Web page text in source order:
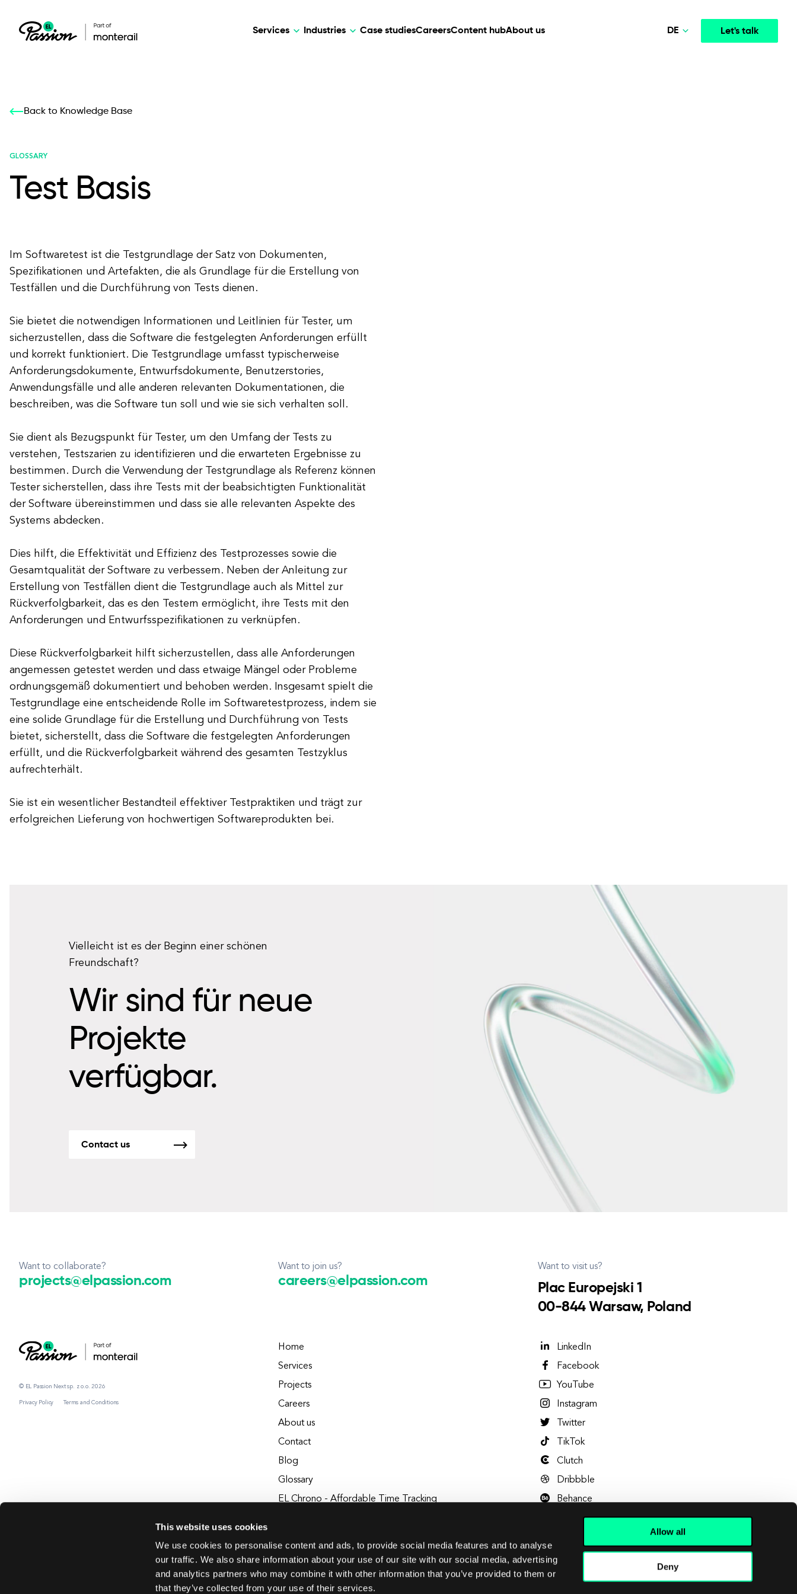
This website uses cookies
We use cookies to personalise content and ads, to provide social media features and to analyse
our traffic. We also share information about your use of our site with our social media, advertising
and analytics partners who may combine it with other information that you’ve provided to them or
that they’ve collected from your use of their services.
Allow all
Deny
Services
Our services: build,
All services
Industries
Our services: build,
Case studiesCareersContent hubAbout us Let's talk
DE
Back to Knowledge Base
GLOSSARY
Test Basis
Im Softwaretest ist die Testgrundlage der Satz von Dokumenten,
Spezifikationen und Artefakten, die als Grundlage für die Erstellung von
Testfällen und die Durchführung von Tests dienen.
Sie bietet die notwendigen Informationen und Leitlinien für Tester, um
sicherzustellen, dass die Software die festgelegten Anforderungen erfüllt
und korrekt funktioniert. Die Testgrundlage umfasst typischerweise
Anforderungsdokumente, Entwurfsdokumente, Benutzerstories,
Anwendungsfälle und alle anderen relevanten Dokumentationen, die
beschreiben, was die Software tun soll und wie sie sich verhalten soll.
Sie dient als Bezugspunkt für Tester, um den Umfang der Tests zu
verstehen, Testszarien zu identifizieren und die erwarteten Ergebnisse zu
bestimmen. Durch die Verwendung der Testgrundlage als Referenz können
Tester sicherstellen, dass ihre Tests mit der beabsichtigten Funktionalität
der Software übereinstimmen und dass sie alle relevanten Aspekte des
Systems abdecken.
Dies hilft, die Effektivität und Effizienz des Testprozesses sowie die
Gesamtqualität der Software zu verbessern. Neben der Anleitung zur
Erstellung von Testfällen dient die Testgrundlage auch als Mittel zur
Rückverfolgbarkeit, das es den Testern ermöglicht, ihre Tests mit den
Anforderungen und Entwurfsspezifikationen zu verknüpfen.
Diese Rückverfolgbarkeit hilft sicherzustellen, dass alle Anforderungen
angemessen getestet werden und dass etwaige Mängel oder Probleme
ordnungsgemäß dokumentiert und behoben werden. Insgesamt spielt die
Testgrundlage eine entscheidende Rolle im Softwaretestprozess, indem sie
eine solide Grundlage für die Erstellung und Durchführung von Tests
bietet, sicherstellt, dass die Software die festgelegten Anforderungen
erfüllt, und die Rückverfolgbarkeit während des gesamten Testzyklus
aufrechterhält.
Sie ist ein wesentlicher Bestandteil effektiver Testpraktiken und trägt zur
erfolgreichen Lieferung von hochwertigen Softwareprodukten bei.
Vielleicht ist es der Beginn einer schönen
Freundschaft?
Wir sind für neue
Projekte
verfügbar.
Contact us
Want to collaborate?
projects@elpassion.com
Want to join us?
careers@elpassion.com
Want to visit us?
Plac Europejski 1
00-844 Warsaw, Poland
© EL Passion Next sp. z o.o. 2026
Privacy Policy Terms and Conditions
Home
Services
Projects
Careers
About us
Contact
Blog
Glossary
EL Chrono - Affordable Time Tracking
LinkedIn
Facebook
YouTube
Instagram
Twitter
TikTok
Clutch
Dribbble
Behance